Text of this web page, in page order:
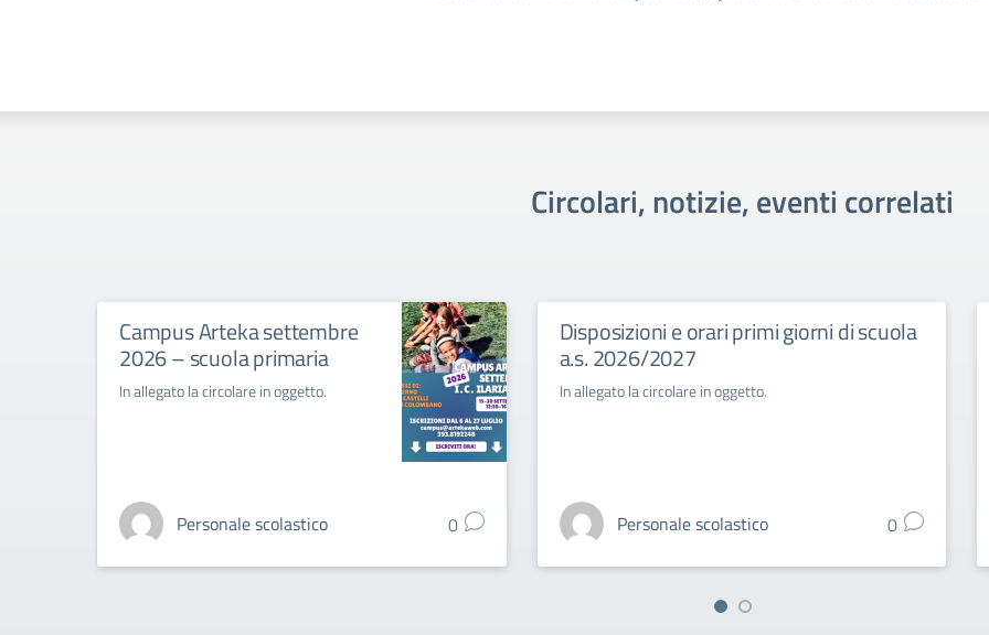
Circolari, notizie, eventi correlati
Campus Arteka settembre
2026 – scuola primaria
In allegato la circolare in oggetto.
Personale scolastico 0
Disposizioni e orari primi giorni di scuola
a.s. 2026/2027
In allegato la circolare in oggetto.
Personale scolastico 0